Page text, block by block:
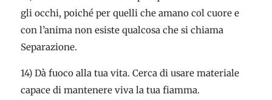
gli occhi, poiché per quelli che amano col cuore e
con l’anima non esiste qualcosa che si chiama
Separazione.
14) Dà fuoco alla tua vita. Cerca di usare materiale
capace di mantenere viva la tua fiamma.